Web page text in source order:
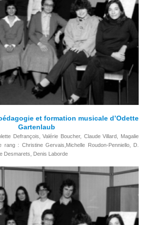
et formation musicale d’Odette
Gartenlaub
Defrançois, Valérie Boucher, Claude Villard, Magalie
: Christine Gervais,Michelle Roudon-Penniello, D.
Desmarets, Denis Laborde